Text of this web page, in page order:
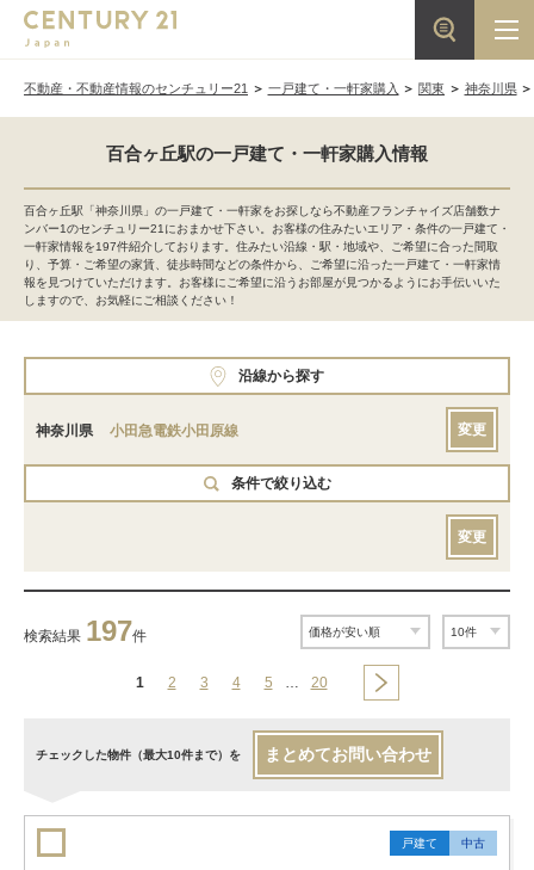
不動産・不動産情報のセンチュリー21 一戸建て・一軒家購入 関東 神奈川県
百合ヶ丘駅の一戸建て・一軒家購入情報
百合ヶ丘駅「神奈川県」の一戸建て・一軒家をお探しなら不動産フランチャイズ店舗数ナ
ンバー1のセンチュリー21におまかせ下さい。お客様の住みたいエリア・条件の一戸建て・
一軒家情報を197件紹介しております。住みたい沿線・駅・地域や、ご希望に合った間取
り、予算・ご希望の家賃、徒歩時間などの条件から、ご希望に沿った一戸建て・一軒家情
報を見つけていただけます。お客様にご希望に沿うお部屋が見つかるようにお手伝いいた
しますので、お気軽にご相談ください！
沿線から探す
神奈川県 小田急電鉄小田原線 変更
条件で絞り込む
変更
検索結果 197件
1 2 3 4 5 … 20
チェックした物件（最大10件まで）を まとめてお問い合わせ
戸建て 中古